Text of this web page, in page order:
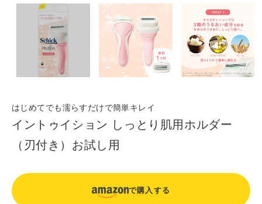
はじめてでも濡らすだけで簡単キレイ
イントゥイション しっとり肌用ホルダー
（刃付き）お試し用
で購入する